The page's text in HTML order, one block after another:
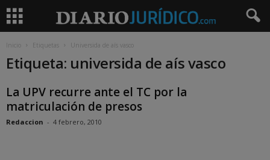
Inicio Etiquetas Universida de aís vasco
Etiqueta: universida de aís vasco
La UPV recurre ante el TC por la
matriculación de presos
Redaccion - 4 febrero, 2010